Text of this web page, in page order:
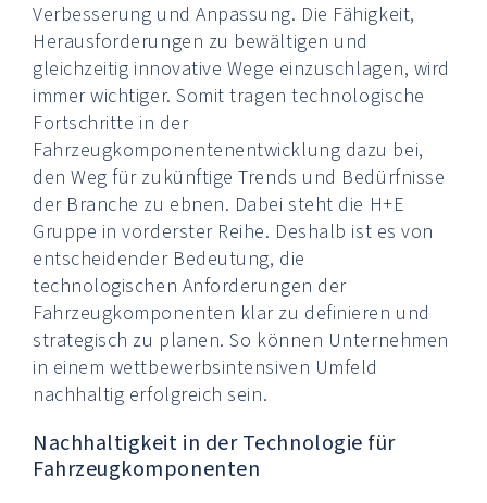
Verbesserung und Anpassung. Die Fähigkeit,
Herausforderungen zu bewältigen und
gleichzeitig innovative Wege einzuschlagen, wird
immer wichtiger. Somit tragen technologische
Fortschritte in der
Fahrzeugkomponentenentwicklung dazu bei,
den Weg für zukünftige Trends und Bedürfnisse
der Branche zu ebnen. Dabei steht die H+E
Gruppe in vorderster Reihe. Deshalb ist es von
entscheidender Bedeutung, die
technologischen Anforderungen der
Fahrzeugkomponenten klar zu definieren und
strategisch zu planen. So können Unternehmen
in einem wettbewerbsintensiven Umfeld
nachhaltig erfolgreich sein.
Nachhaltigkeit in der Technologie für
Fahrzeugkomponenten